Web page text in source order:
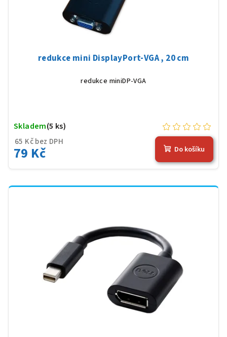
redukce mini DisplayPort-VGA , 20 cm
redukce miniDP-VGA
65 Kč bez DPH
79 Kč
Skladem(5 ks)
Do košíku